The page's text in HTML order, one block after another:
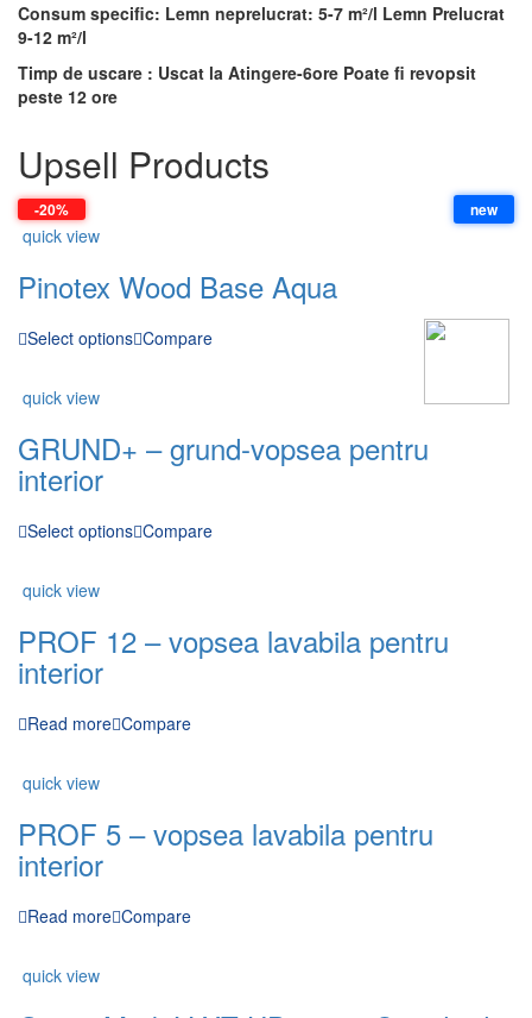
Consum specific: Lemn neprelucrat: 5-7 m²/l Lemn Prelucrat
9-12 m²/l
Timp de uscare : Uscat la Atingere-6ore Poate fi revopsit
peste 12 ore
Upsell Products
new
-20%
quick view
Pinotex Wood Base Aqua
Select options Compare
quick view
GRUND+ – grund-vopsea pentru
interior
Select options Compare
quick view
PROF 12 – vopsea lavabila pentru
interior
Read more Compare
quick view
PROF 5 – vopsea lavabila pentru
interior
Read more Compare
quick view